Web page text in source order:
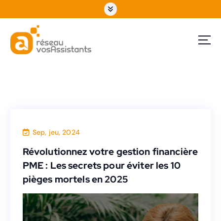
Sep, jeu, 2024
Révolutionnez votre gestion financière
PME : Les secrets pour éviter les 10
pièges mortels en 2025
Assistante administratif
Révolutionnez votre gestion financière
PME : Les secrets pour éviter les 10
pièges mortels en 2025